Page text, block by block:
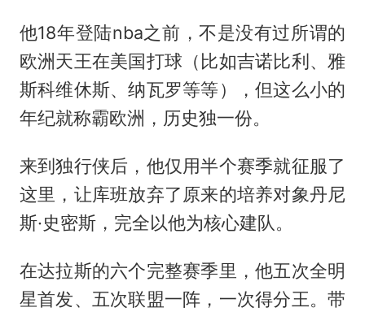
他18年登陆nba之前，不是没有过所谓的
欧洲天王在美国打球（比如吉诺比利、雅
斯科维休斯、纳瓦罗等等），但这么小的
年纪就称霸欧洲，历史独一份。
来到独行侠后，他仅用半个赛季就征服了
这里，让库班放弃了原来的培养对象丹尼
斯·史密斯，完全以他为核心建队。
在达拉斯的六个完整赛季里，他五次全明
星首发、五次联盟一阵，一次得分王。带